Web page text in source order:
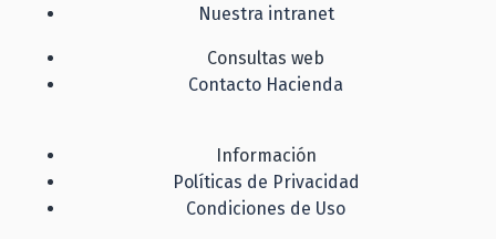
Nuestra intranet
Consultas web
Contacto Hacienda
Información
Políticas de Privacidad
Condiciones de Uso